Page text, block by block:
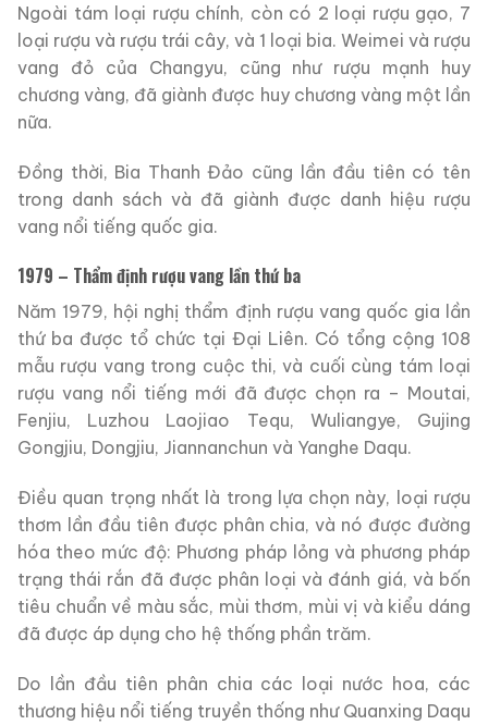
Ngoài tám loại rượu chính, còn có 2 loại rượu gạo, 7
loại rượu và rượu trái cây, và 1 loại bia. Weimei và rượu
vang đỏ của Changyu, cũng như rượu mạnh huy
chương vàng, đã giành được huy chương vàng một lần
nữa.
Đồng thời, Bia Thanh Đảo cũng lần đầu tiên có tên
trong danh sách và đã giành được danh hiệu rượu
vang nổi tiếng quốc gia.
1979 – Thẩm định rượu vang lần thứ ba
Năm 1979, hội nghị thẩm định rượu vang quốc gia lần
thứ ba được tổ chức tại Đại Liên. Có tổng cộng 108
mẫu rượu vang trong cuộc thi, và cuối cùng tám loại
rượu vang nổi tiếng mới đã được chọn ra – Moutai,
Fenjiu, Luzhou Laojiao Tequ, Wuliangye, Gujing
Gongjiu, Dongjiu, Jiannanchun và Yanghe Daqu.
Điều quan trọng nhất là trong lựa chọn này, loại rượu
thơm lần đầu tiên được phân chia, và nó được đường
hóa theo mức độ: Phương pháp lỏng và phương pháp
trạng thái rắn đã được phân loại và đánh giá, và bốn
tiêu chuẩn về màu sắc, mùi thơm, mùi vị và kiểu dáng
đã được áp dụng cho hệ thống phần trăm.
Do lần đầu tiên phân chia các loại nước hoa, các
thương hiệu nổi tiếng truyền thống như Quanxing Daqu